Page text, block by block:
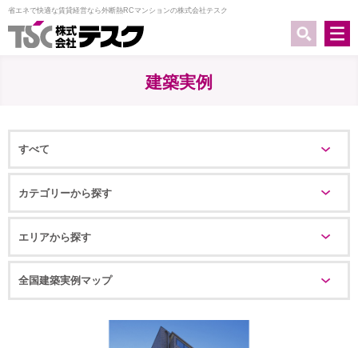
省エネで快適な賃貸経営なら外断熱RCマンションの株式会社テスク
建築実例
すべて
カテゴリーから探す
食品加工場
マンション・個人住宅
オフィス・商業施設
医療・福祉関連施設
学校・教育関連施設
公共・官公庁施設
改修・リニューアル
エリアから探す
北海道エリア
東北エリア
関東エリア
中部エリア
近畿エリア
九州・沖縄エリア
全国建築実例マップ